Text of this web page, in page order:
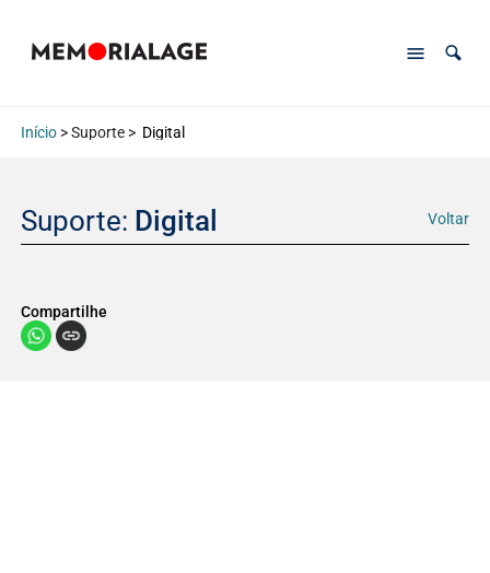
Início> Suporte > Digital
Suporte: Digital Voltar
Compartilhe